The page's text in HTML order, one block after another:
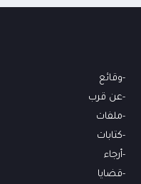
وقائع
عن قرب
ملفات
كتابات
أرجاء
قضايا